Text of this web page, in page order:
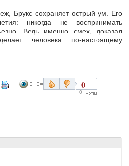
Брукс сохраняет острый ум. Его
никогда не воспринимать
Ведь именно смех, доказал
человека по-настоящему
0
0